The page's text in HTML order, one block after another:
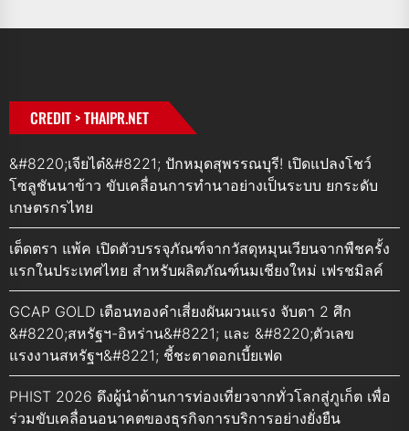
CREDIT > THAIPR.NET
&#8220;เจียไต๋&#8221; ปักหมุดสุพรรณบุรี! เปิดแปลงโชว์
โซลูชันนาข้าว ขับเคลื่อนการทำนาอย่างเป็นระบบ ยกระดับ
เกษตรกรไทย
เต็ดตรา แพ้ค เปิดตัวบรรจุภัณฑ์จากวัสดุหมุนเวียนจากพืชครั้ง
แรกในประเทศไทย สำหรับผลิตภัณฑ์นมเชียงใหม่ เฟรชมิลค์
GCAP GOLD เตือนทองคำเสี่ยงผันผวนแรง จับตา 2 ศึก
&#8220;สหรัฐฯ-อิหร่าน&#8221; และ &#8220;ตัวเลข
แรงงานสหรัฐฯ&#8221; ชี้ชะตาดอกเบี้ยเฟด
PHIST 2026 ดึงผู้นำด้านการท่องเที่ยวจากทั่วโลกสู่ภูเก็ต เพื่อ
ร่วมขับเคลื่อนอนาคตของธุรกิจการบริการอย่างยั่งยืน